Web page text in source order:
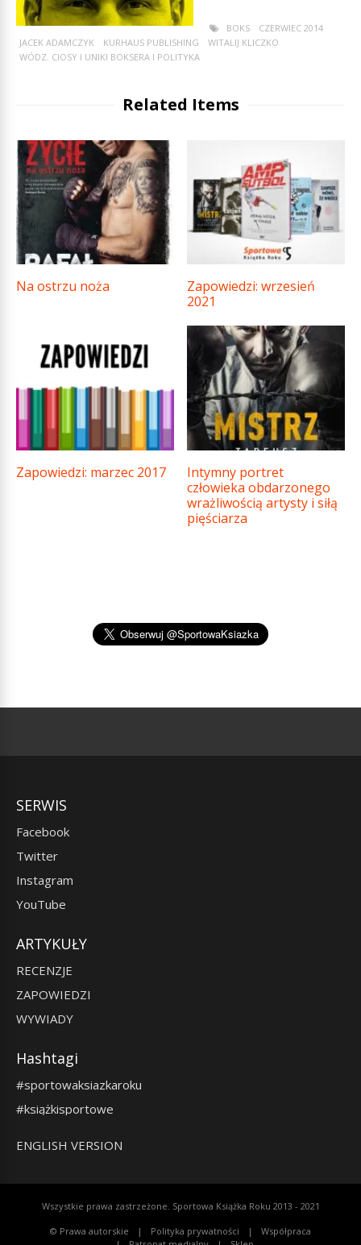
BOKS
CZERWIEC 2014
JACEK ADAMCZYK
KURHAUS PUBLISHING
WITALIJ KLICZKO
WÓDZ. CIOSY I UNIKI BOKSERA I POLITYKA
Related Items
Na ostrzu noża
Zapowiedzi: wrzesień
2021
Zapowiedzi: marzec 2017
Intymny portret
człowieka obdarzonego
wrażliwością artysty i siłą
pięściarza
SERWIS
Facebook
Twitter
Instagram
YouTube
ARTYKUŁY
RECENZJE
ZAPOWIEDZI
WYWIADY
Hashtagi
#sportowaksiazkaroku
#książkisportowe
ENGLISH VERSION
Wszystkie prawa zastrzeżone. Sportowa Książka Roku 2013 - 2021
© Prawa autorskie Polityka prywatności
Współpraca